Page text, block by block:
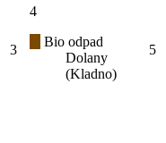
3
4
Bio odpad
Dolany
(Kladno)
5